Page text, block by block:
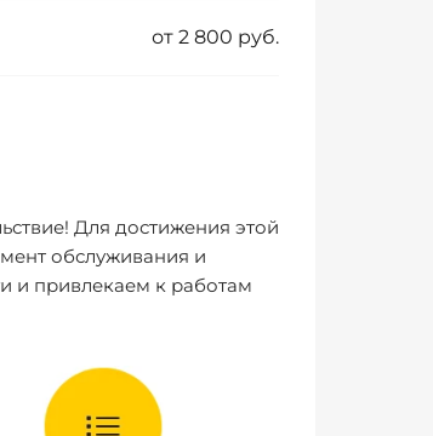
от 2 800 руб.
Для достижения этой
обслуживания и
и привлекаем к работам